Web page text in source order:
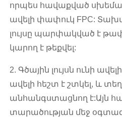
որպես հավաքված
ավելի փափուկ FPC:
լույսը պարփակված է
կարող է թեքվել:
2. Գծային լույսն ունի
ավելի հեշտ է շտկել, և
անհանգստացնող է:Այն
տարածության մեջ